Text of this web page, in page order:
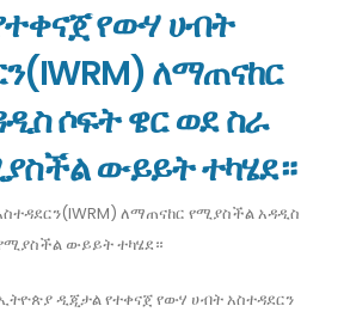
የውሃ ሀብት
ለማጠናከር
ሶፍት ዌር ወደ ስራ
ውይይት ተካሄደ።
ለማጠናከር የሚያስችል አዳዲስ
ውይይት ተካሄደ።
ዲጂታል የተቀናጀ የውሃ ሀብት አስተዳደርን